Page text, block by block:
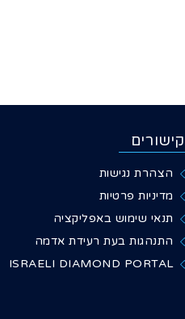
קישורים
הצהרת נגישות
מדיניות פרטיות
תנאי שימוש באפליקציה
התנהגות בעת רעידת אדמה
ISRAELI DIAMOND PORTAL